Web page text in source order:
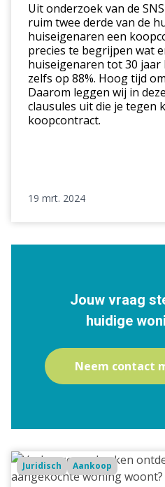
koopcontract
Uit onderzoek van de
ruim twee derde van de
huiseigenaren een
precies te begrijpen wat
huiseigenaren tot 30
zelfs op 88%. Hoog tijd
Daarom leggen wij in
clausules uit die je tegen
koopcontract.
19 mrt. 2024
Jouw vraag
huidige
Neem contact
Verborgen
gebreken
Juridisch Aankoop